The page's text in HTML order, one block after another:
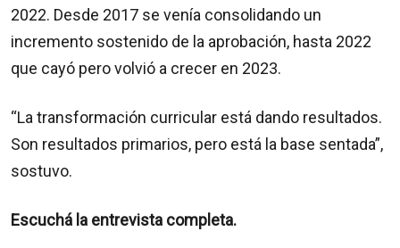
2022. Desde 2017 se venía consolidando un
incremento sostenido de la aprobación, hasta 2022
que cayó pero volvió a crecer en 2023.
“La transformación curricular está dando resultados.
Son resultados primarios, pero está la base sentada”,
sostuvo.
Escuchá la entrevista completa.